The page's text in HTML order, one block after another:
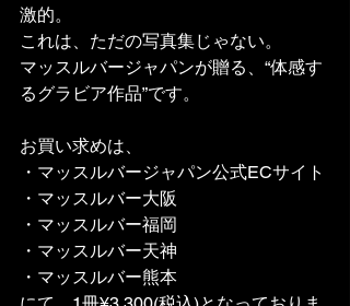
激的。
これは、ただの写真集じゃない。
マッスルバージャパンが贈る、“体感す
るグラビア作品”です。
お買い求めは、
・マッスルバージャパン公式ECサイト
・マッスルバー大阪
・マッスルバー福岡
・マッスルバー天神
・マッスルバー熊本